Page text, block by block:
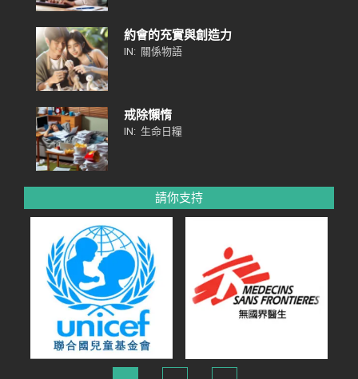
約會的充實與創造力
IN: 關係物語
戒除懶惰
IN: 生命日糧
請你支持